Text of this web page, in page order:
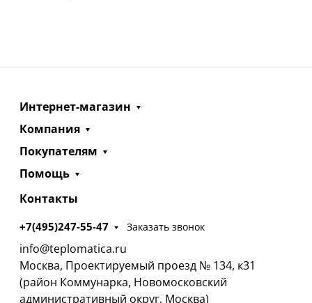
Интернет-магазин
Компания
Покупателям
Помощь
Контакты
+7(495)247-55-47 Заказать звонок
info@teplomatica.ru
Москва, Проектируемый проезд № 134, к31
(район Коммунарка, Новомосковский
административный округ, Москва)